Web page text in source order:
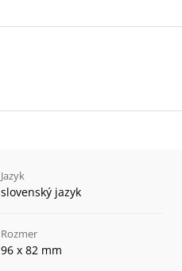
Jazyk
slovenský jazyk
Rozmer
96 x 82 mm